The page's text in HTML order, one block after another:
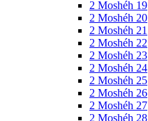
2 Moshéh 19
2 Moshéh 20
2 Moshéh 21
2 Moshéh 22
2 Moshéh 23
2 Moshéh 24
2 Moshéh 25
2 Moshéh 26
2 Moshéh 27
2 Moshéh 28